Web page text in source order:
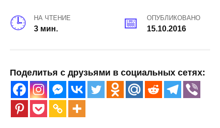
НА ЧТЕНИЕ
3 мин.
ОПУБЛИКОВАНО
15.10.2016
Поделитья с друзьями в социальных сетях: